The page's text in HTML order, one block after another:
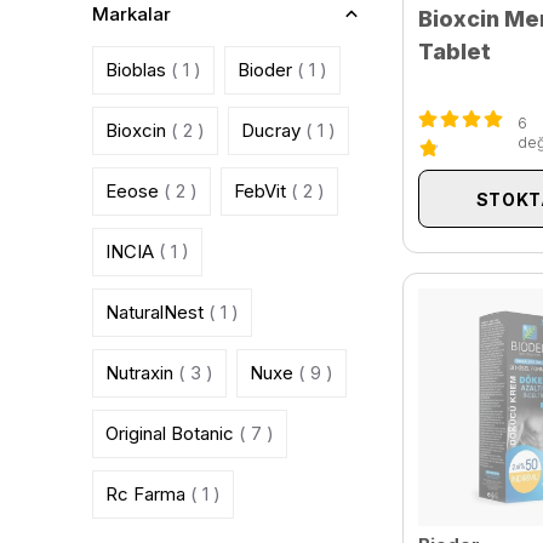
Markalar
Bioblas ( 1 ) Bioder ( 1 )
Bioxcin ( 2 ) Ducray ( 1 )
Eeose ( 2 ) FebVit ( 2 )
INCIA ( 1 )
NaturalNest ( 1 )
Nutraxin ( 3 ) Nuxe ( 9 )
Original Botanic ( 7 )
Rc Farma ( 1 )
Bioxcin
Tablet
6